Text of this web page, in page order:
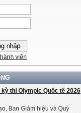
viên
kỳ thi Olympic Quốc tế 2026
Ban Giám hiệu và Quý